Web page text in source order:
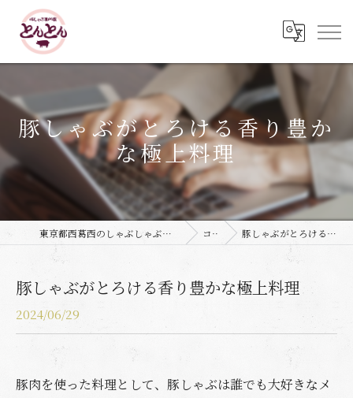
豚しゃぶがとろける香り豊か
な極上料理
東京都西葛西のしゃぶしゃぶなら豚しゃぶ専門店 とんとん コラム 豚しゃぶがとろける香り豊かな極上料理
豚しゃぶがとろける香り豊かな極上料理
2024/06/29
豚肉を使った料理として、豚しゃぶは誰でも大好きなメ